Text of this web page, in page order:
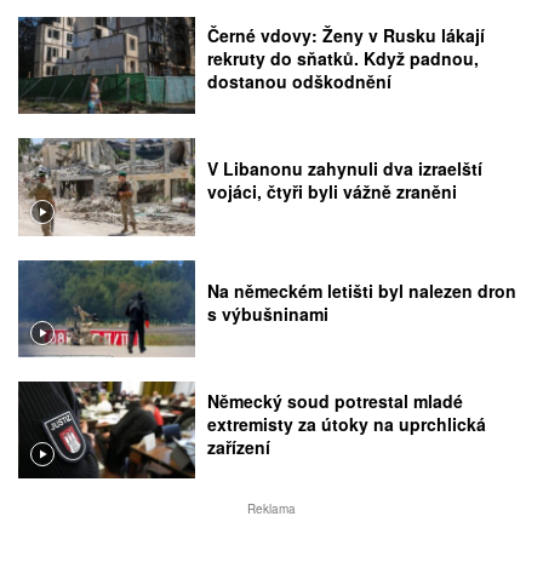
Černé vdovy: Ženy v Rusku lákají
rekruty do sňatků. Když padnou,
dostanou odškodnění
V Libanonu zahynuli dva izraelští
vojáci, čtyři byli vážně zraněni
Na německém letišti byl nalezen dron
s výbušninami
Německý soud potrestal mladé
extremisty za útoky na uprchlická
zařízení
Reklama